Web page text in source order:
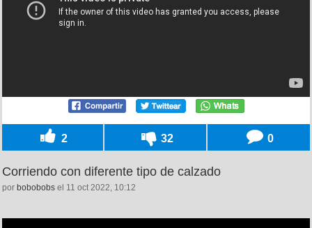
2 32 0
Corriendo con diferente tipo de calzado
por bobobobs el 11 oct 2022, 10:12